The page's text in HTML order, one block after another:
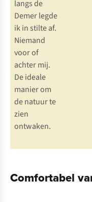
langs de
Demer legde
ik in stilte af.
Niemand
voor of
achter mij.
De ideale
manier om
de natuur te
zien
ontwaken.
Comfortabel